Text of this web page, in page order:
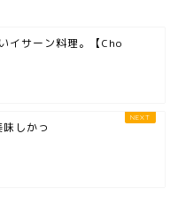
イサーン料理。【Cho
しかっ